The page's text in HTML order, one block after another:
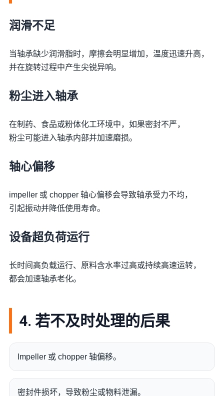
润滑不足
当轴承缺少润滑脂时，摩擦会明显增加，温度迅速升高，
并在旋转过程中产生尖锐异响。
粉尘进入轴承
在制药、食品或粉体化工环境中，如果密封不严，
粉尘可能进入轴承内部并加速磨损。
轴心偏移
impeller 或 chopper 轴心偏移会导致轴承受力不均，
引起振动并降低使用寿命。
设备超负荷运行
长时间高负载运行、原料含水率过高或持续高速运转，
都会加速轴承老化。
4. 若不及时处理的后果
Impeller 或 chopper 轴偏移。
密封件损坏，导致粉尘或物料泄漏。